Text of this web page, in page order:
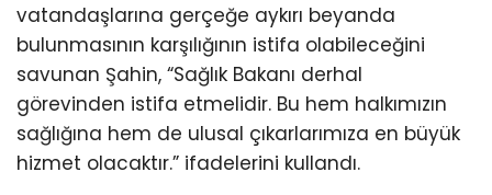
vatandaşlarına gerçeğe aykırı beyanda
bulunmasının karşılığının istifa olabileceğini
savunan Şahin, “Sağlık Bakanı derhal
görevinden istifa etmelidir. Bu hem halkımızın
sağlığına hem de ulusal çıkarlarımıza en büyük
hizmet olacaktır.” ifadelerini kullandı.